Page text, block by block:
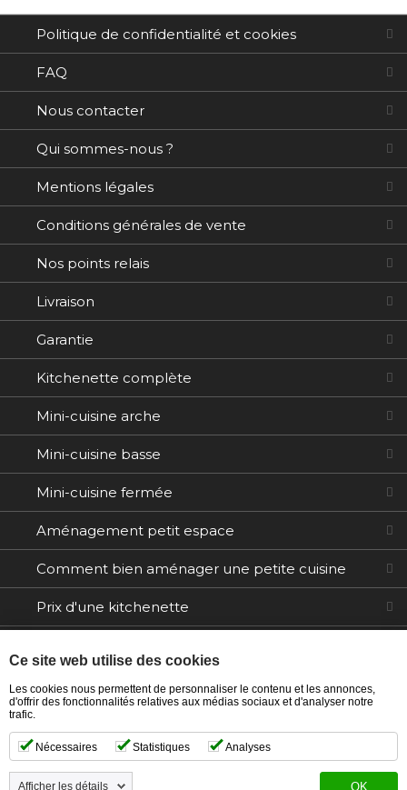
Politique de confidentialité et cookies
FAQ
Nous contacter
Qui sommes-nous ?
Mentions légales
Conditions générales de vente
Nos points relais
Livraison
Garantie
Kitchenette complète
Mini-cuisine arche
Mini-cuisine basse
Mini-cuisine fermée
Aménagement petit espace
Comment bien aménager une petite cuisine
Prix d'une kitchenette
Tables / Chaises
Ce site web utilise des cookies
Les cookies nous permettent de personnaliser le contenu et les annonces,
d'offrir des fonctionnalités relatives aux médias sociaux et d'analyser notre
trafic.
Nécessaires Statistiques Analyses
Afficher les détails OK